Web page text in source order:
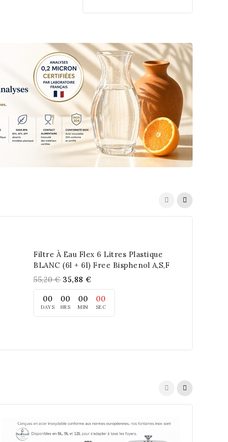
Bisphénol A, S ni F
Filtre À Eau Flex 6 Litres Plastique
BLANC (6l + 6l) Free Bisphenol A,S,F
55,20 € 35,88 €
00
DAYS
00
HRS
00
MIN
00
SEC